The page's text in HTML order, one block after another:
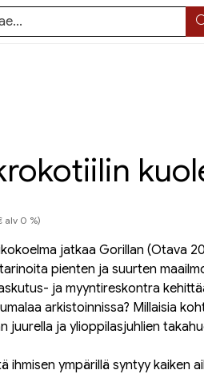
alv 0 %)
jatkaa Gorillan (Otava
pienten ja suurten
ja myyntireskontra
arkistoinnissa? Millaisia
juurella ja ylioppilasjuhlien
ihmisen ympärillä syntyy kaiken